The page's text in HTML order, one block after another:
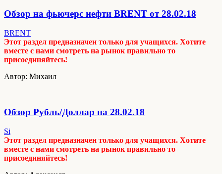
Обзор на фьючерс нефти BRENT от 28.02.18
BRENT
Этот раздел предназначен только для учащихся. Хотите
вместе с нами смотреть на рынок правильно то
присоединяйтесь!
Автор: Михаил
Обзор Рубль/Доллар на 28.02.18
Si
Этот раздел предназначен только для учащихся. Хотите
вместе с нами смотреть на рынок правильно то
присоединяйтесь!